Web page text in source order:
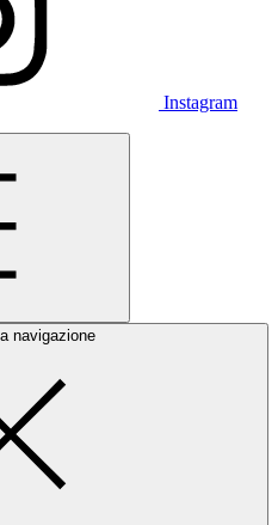
Instagram
navigazione